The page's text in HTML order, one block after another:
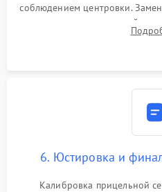
соблюдением центровки.
нанесение влагозащитной
и заполнение его
6. Юстировка и
Калибровка прицельной